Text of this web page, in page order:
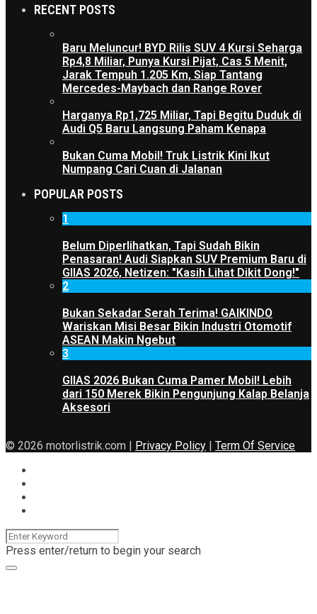
RECENT POSTS
Baru Meluncur! BYD Rilis SUV 4 Kursi Seharga
Rp4,8 Miliar, Punya Kursi Pijat, Cas 5 Menit,
Jarak Tempuh 1.205 Km, Siap Tantang
Mercedes-Maybach dan Range Rover
Harganya Rp1,725 Miliar, Tapi Begitu Duduk di
Audi Q5 Baru Langsung Paham Kenapa
Bukan Cuma Mobil! Truk Listrik Kini Ikut
Numpang Cari Cuan di Jalanan
POPULAR POSTS
1
Belum Diperlihatkan, Tapi Sudah Bikin
Penasaran! Audi Siapkan SUV Premium Baru di
GIIAS 2026, Netizen: "Kasih Lihat Dikit Dong!"
2
Bukan Sekadar Serah Terima! GAIKINDO
Wariskan Misi Besar Bikin Industri Otomotif
ASEAN Makin Ngebut
3
GIIAS 2026 Bukan Cuma Pamer Mobil! Lebih
dari 150 Merek Bikin Pengunjung Kalap Belanja
Aksesori
© 2026 motorlistrik.com | Privacy Policy | Term Of Service
Press enter/return to begin your search